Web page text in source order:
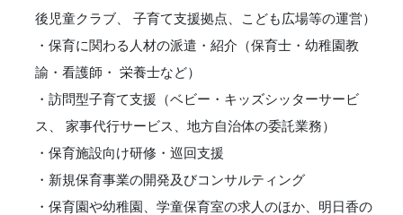
後児童クラブ、 子育て支援拠点、こども広場等の運営）
・保育に関わる人材の派遣・紹介（保育士・幼稚園教
諭・看護師・ 栄養士など）
・訪問型子育て支援（ベビー・キッズシッターサービ
ス、 家事代行サービス、地方自治体の委託業務）
・保育施設向け研修・巡回支援
・新規保育事業の開発及びコンサルティング
・保育園や幼稚園、学童保育室の求人のほか、明日香の